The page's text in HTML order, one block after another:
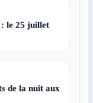
: le 25 juillet
de la nuit aux